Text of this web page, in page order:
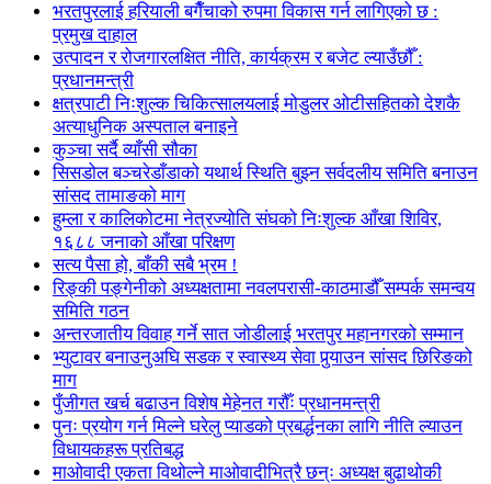
भरतपुरलाई हरियाली बगैँचाको रुपमा विकास गर्न लागिएको छ :
प्रमुख दाहाल
उत्पादन र रोजगारलक्षित नीति, कार्यक्रम र बजेट ल्याउँछौँ :
प्रधानमन्त्री
क्षत्रपाटी निःशुल्क चिकित्सालयलाई मोडुलर ओटीसहितको देशकै
अत्याधुनिक अस्पताल बनाइने
कुञ्चा सर्दै व्याँसी सौका
सिसडोल बञ्चरेडाँडाको यथार्थ स्थिति बुझ्न सर्वदलीय समिति बनाउन
सांसद तामाङको माग
हुम्ला र कालिकोटमा नेत्रज्योति संघको निःशुल्क आँखा शिविर,
१६८८ जनाको आँखा परिक्षण
सत्य पैसा हो, बाँकी सबै भ्रम !
रिङ्की पङ्गेनीको अध्यक्षतामा नवलपरासी-काठमाडौँ सम्पर्क समन्वय
समिति गठन
अन्तरजातीय विवाह गर्ने सात जोडीलाई भरतपुर महानगरको सम्मान
भ्युटावर बनाउनुअघि सडक र स्वास्थ्य सेवा पुर्‍याउन सांसद छिरिङको
माग
पुँजीगत खर्च बढाउन विशेष मेहेनत गरौँः प्रधानमन्त्री
पुनः प्रयोग गर्न मिल्ने घरेलु प्याडको प्रबर्द्धनका लागि नीति ल्याउन
विधायकहरू प्रतिबद्ध
माओवादी एकता विथोल्ने माओवादीभित्रै छन्ः अध्यक्ष बुढाथोकी